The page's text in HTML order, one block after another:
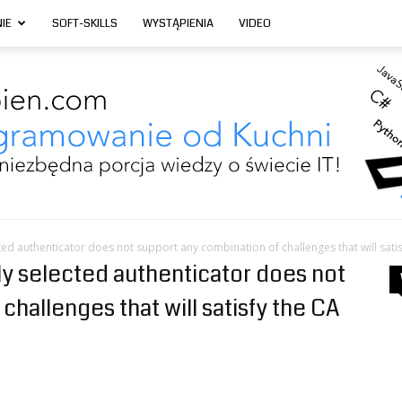
SOFT-SKILLS WYSTĄPIENIA VIDEO
authenticator does not support any combination of challenges that will
selected authenticator does not
that will satisfy the CA